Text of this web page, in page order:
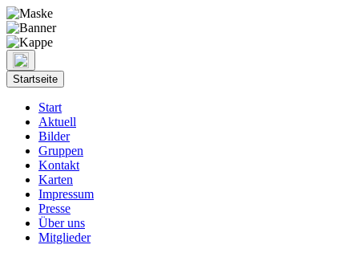
Startseite
Start
Aktuell
Bilder
Gruppen
Kontakt
Karten
Impressum
Presse
Über uns
Mitglieder